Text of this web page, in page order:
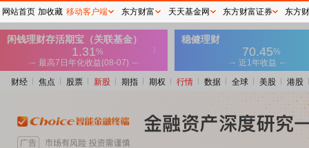
财经 焦点 股票 新股 期指 期权 行情 数据 全球 美股 港股
网站首页 加收藏 移动客户端 东方财富 天天基金网 东方财富证券 东方